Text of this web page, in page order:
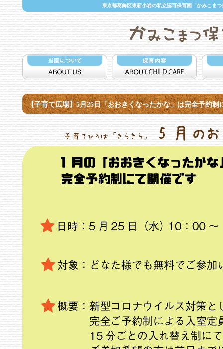
東京都葛飾区東新小岩の私立認可保育園「かみこま
【子育て広場】5月25日「おおきくなったかな」は完全予約制